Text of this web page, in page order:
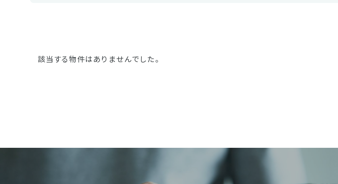
該当する物件はありませんでした。